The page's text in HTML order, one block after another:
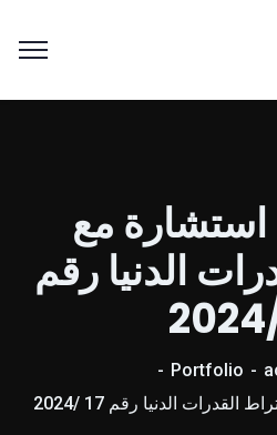
مع
الدنيا رقم
Portfolio
الدنيا رقم 17 /2024